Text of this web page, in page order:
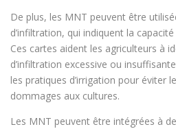
De plus, les MNT peuvent être
d’infiltration, qui indiquent la
Ces cartes aident les agriculteurs à
d’infiltration excessive ou
les pratiques d’irrigation pour éviter
dommages aux cultures.
Les MNT peuvent être intégrées à